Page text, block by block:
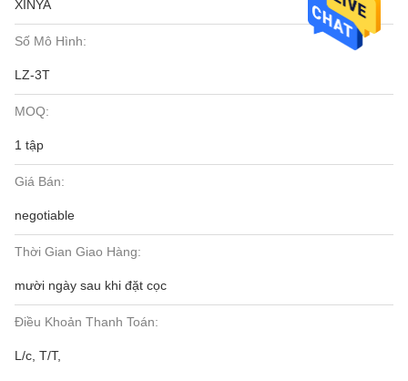
XINYA
Số Mô Hình:
LZ-3T
MOQ:
1 tập
Giá Bán:
negotiable
Thời Gian Giao Hàng:
mười ngày sau khi đặt cọc
Điều Khoản Thanh Toán:
L/c, T/T,